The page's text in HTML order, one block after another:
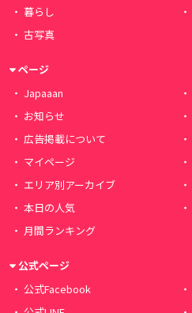
暮らし
古写真
ページ
Japaaan
お知らせ
広告掲載について
マイページ
エリア別アーカイブ
本日の人気
月間ランキング
公式ページ
公式Facebook